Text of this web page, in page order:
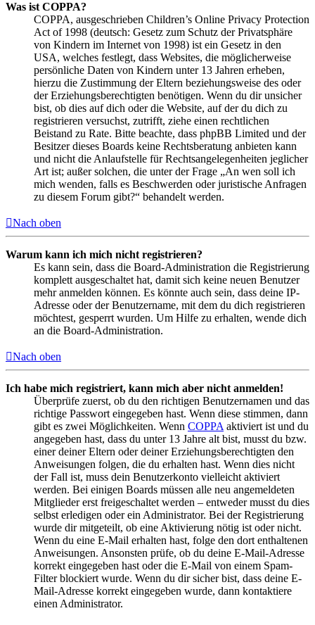
Was ist COPPA?
COPPA, ausgeschrieben Children’s Online Privacy Protection
Act of 1998 (deutsch: Gesetz zum Schutz der Privatsphäre
von Kindern im Internet von 1998) ist ein Gesetz in den
USA, welches festlegt, dass Websites, die möglicherweise
persönliche Daten von Kindern unter 13 Jahren erheben,
hierzu die Zustimmung der Eltern beziehungsweise des oder
der Erziehungsberechtigten benötigen. Wenn du dir unsicher
bist, ob dies auf dich oder die Website, auf der du dich zu
registrieren versuchst, zutrifft, ziehe einen rechtlichen
Beistand zu Rate. Bitte beachte, dass phpBB Limited und der
Besitzer dieses Boards keine Rechtsberatung anbieten kann
und nicht die Anlaufstelle für Rechtsangelegenheiten jeglicher
Art ist; außer solchen, die unter der Frage „An wen soll ich
mich wenden, falls es Beschwerden oder juristische Anfragen
zu diesem Forum gibt?“ behandelt werden.
Nach oben
Warum kann ich mich nicht registrieren?
Es kann sein, dass die Board-Administration die Registrierung
komplett ausgeschaltet hat, damit sich keine neuen Benutzer
mehr anmelden können. Es könnte auch sein, dass deine IP-
Adresse oder der Benutzername, mit dem du dich registrieren
möchtest, gesperrt wurden. Um Hilfe zu erhalten, wende dich
an die Board-Administration.
Nach oben
Ich habe mich registriert, kann mich aber nicht anmelden!
Überprüfe zuerst, ob du den richtigen Benutzernamen und das
richtige Passwort eingegeben hast. Wenn diese stimmen, dann
gibt es zwei Möglichkeiten. Wenn COPPA aktiviert ist und du
angegeben hast, dass du unter 13 Jahre alt bist, musst du bzw.
einer deiner Eltern oder deiner Erziehungsberechtigten den
Anweisungen folgen, die du erhalten hast. Wenn dies nicht
der Fall ist, muss dein Benutzerkonto vielleicht aktiviert
werden. Bei einigen Boards müssen alle neu angemeldeten
Mitglieder erst freigeschaltet werden – entweder musst du dies
selbst erledigen oder ein Administrator. Bei der Registrierung
wurde dir mitgeteilt, ob eine Aktivierung nötig ist oder nicht.
Wenn du eine E-Mail erhalten hast, folge den dort enthaltenen
Anweisungen. Ansonsten prüfe, ob du deine E-Mail-Adresse
korrekt eingegeben hast oder die E-Mail von einem Spam-
Filter blockiert wurde. Wenn du dir sicher bist, dass deine E-
Mail-Adresse korrekt eingegeben wurde, dann kontaktiere
einen Administrator.